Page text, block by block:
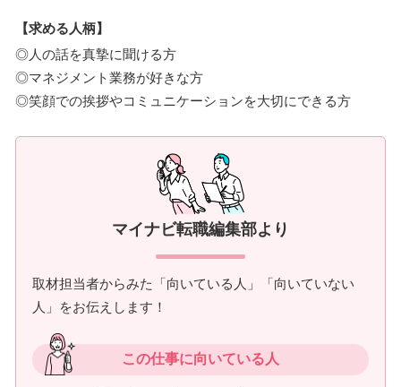
【求める人柄】
◎人の話を真摯に聞ける方
◎マネジメント業務が好きな方
◎笑顔での挨拶やコミュニケーションを大切にできる方
マイナビ転職編集部より
取材担当者からみた「向いている人」「向いていない
人」をお伝えします！
この仕事に向いている人